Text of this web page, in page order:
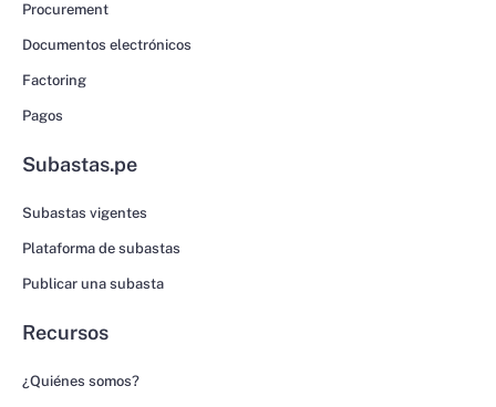
Procurement
Documentos electrónicos
Factoring
Pagos
Subastas.pe
Subastas vigentes
Plataforma de subastas
Publicar una subasta
Recursos
¿Quiénes somos?